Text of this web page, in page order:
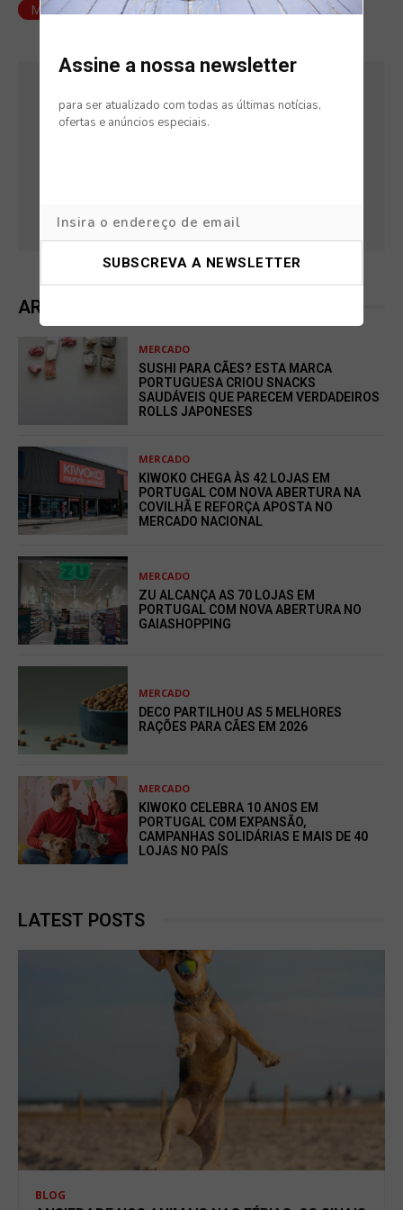
MUNDIAL 2026
3 DE JUNHO, 2026
ARTIGOS RELACIONADOS
MERCADO
SUSHI PARA CÃES? ESTA MARCA
PORTUGUESA CRIOU SNACKS
SAUDÁVEIS QUE PARECEM VERDADEIROS
ROLLS JAPONESES
MERCADO
KIWOKO CHEGA ÀS 42 LOJAS EM
PORTUGAL COM NOVA ABERTURA NA
COVILHÃ E REFORÇA APOSTA NO
MERCADO NACIONAL
MERCADO
ZU ALCANÇA AS 70 LOJAS EM
PORTUGAL COM NOVA ABERTURA NO
GAIASHOPPING
MERCADO
DECO PARTILHOU AS 5 MELHORES
RAÇÕES PARA CÃES EM 2026
MERCADO
KIWOKO CELEBRA 10 ANOS EM
PORTUGAL COM EXPANSÃO,
CAMPANHAS SOLIDÁRIAS E MAIS DE 40
LOJAS NO PAÍS
LATEST POSTS
BLOG
Assine a nossa newsletter
para ser atualizado com todas as últimas notícias,
ofertas e anúncios especiais.